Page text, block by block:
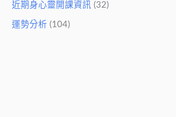
近期身心靈開課資訊 (32)
運勢分析 (104)